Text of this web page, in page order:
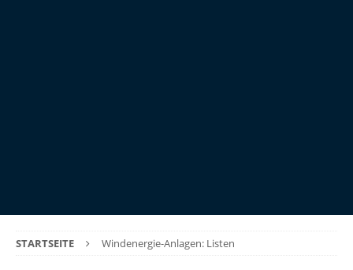
STARTSEITE Windenergie-Anlagen: Listen